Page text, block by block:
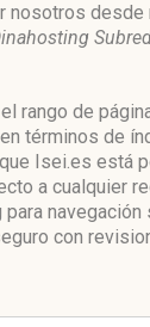
nosotros desde
rango de
términos de
Isei.es está
a cualquier
navegación
con